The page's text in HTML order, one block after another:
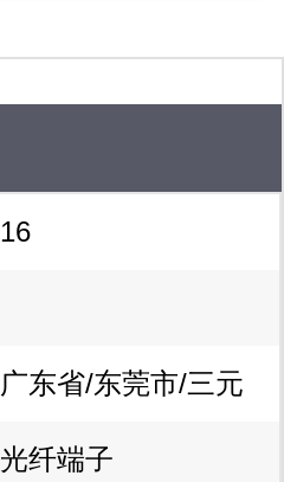
16
广东省/东莞市/三元
里
光纤端子